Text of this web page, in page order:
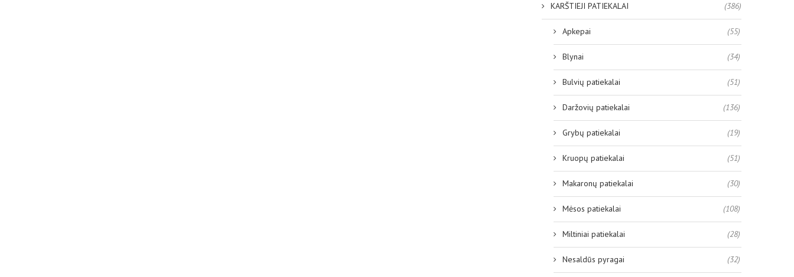
KARŠTIEJI PATIEKALAI (386)
Apkepai (55)
Blynai (34)
Bulvių patiekalai (51)
Daržovių patiekalai (136)
Grybų patiekalai (19)
Kruopų patiekalai (51)
Makaronų patiekalai (30)
Mėsos patiekalai (108)
Miltiniai patiekalai (28)
Nesaldūs pyragai (32)